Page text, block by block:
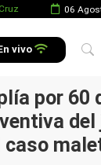
06
vivo
por 60
caso